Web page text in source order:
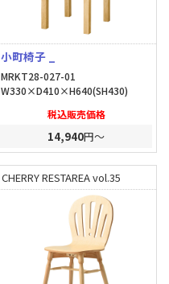
小町椅子 _
MRKT28-027-01
W330×D410×H640(SH430)
税込販売価格
14,940円～
CHERRY RESTAREA vol.35